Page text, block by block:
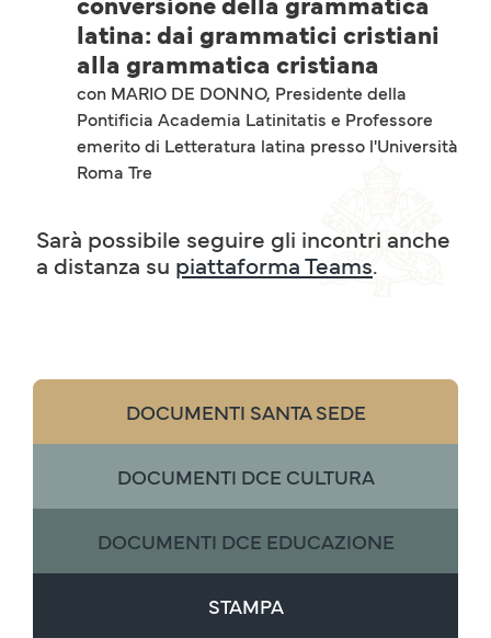
latina: dai grammatici cristiani
alla grammatica cristiana
con MARIO DE DONNO, Presidente della
Pontificia Academia Latinitatis e Professore
emerito di Letteratura latina presso l'Università
Roma Tre
Sarà possibile seguire gli incontri anche
a distanza su piattaforma Teams.
DOCUMENTI SANTA SEDE
DOCUMENTI DCE CULTURA
DOCUMENTI DCE EDUCAZIONE
STAMPA